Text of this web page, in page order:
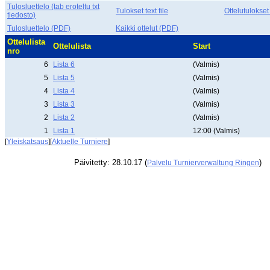
Tulosluettelo (tab eroteltu txt
tiedosto)
Tulokset text file
Tulosluettelo (PDF) Kaikki ottelut (PDF)
Ottelulista
nro
Ottelulista Start
6 Lista 6
(Valmis)
5
Lista 5
(Valmis)
4
Lista 4
(Valmis)
3
Lista 3
(Valmis)
2
Lista 2
(Valmis)
1
Lista 1
12:00 (Valmis)
[Yleiskatsaus][Aktuelle Turniere]
Päivitetty: 28.10.17 (Palvelu Turnierverwaltung Ringen)